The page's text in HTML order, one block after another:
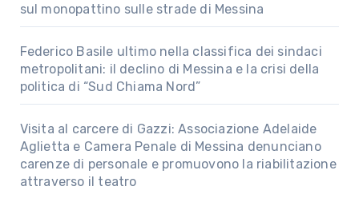
sul monopattino sulle strade di Messina
Federico Basile ultimo nella classifica dei sindaci
metropolitani: il declino di Messina e la crisi della
politica di “Sud Chiama Nord”
Visita al carcere di Gazzi: Associazione Adelaide
Aglietta e Camera Penale di Messina denunciano
carenze di personale e promuovono la riabilitazione
attraverso il teatro